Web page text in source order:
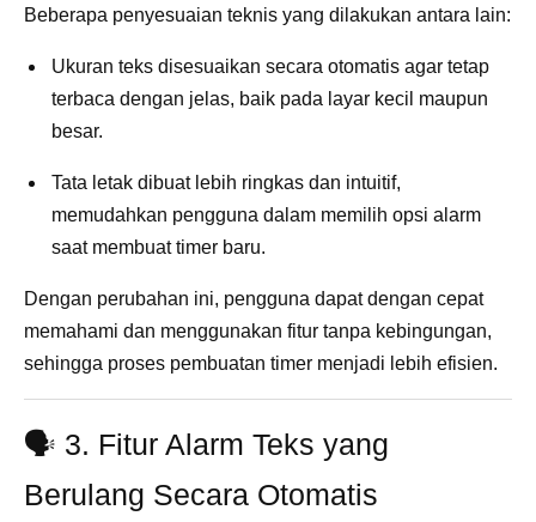
Beberapa penyesuaian teknis yang dilakukan antara lain:
Ukuran teks disesuaikan secara otomatis agar tetap
terbaca dengan jelas, baik pada layar kecil maupun
besar.
Tata letak dibuat lebih ringkas dan intuitif,
memudahkan pengguna dalam memilih opsi alarm
saat membuat timer baru.
Dengan perubahan ini, pengguna dapat dengan cepat
memahami dan menggunakan fitur tanpa kebingungan,
sehingga proses pembuatan timer menjadi lebih efisien.
🗣️ 3. Fitur Alarm Teks yang
Berulang Secara Otomatis